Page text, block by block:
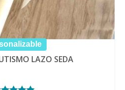
LAZO SEDA